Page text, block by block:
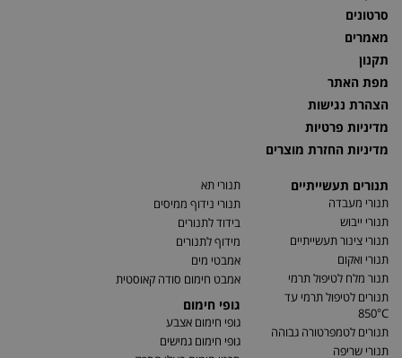
סרטונים
מאמרים
תקנון
מפת האתר
הצהרת נגישות
מדיניות פרטיות
מדיניות החזרת מוצרים
תנורים תעשייתיים
תנורי מעבדה
תנורי ייבוש
תנורי צינור תעשייתיים
תנורי ואקום
תנור מלח לטיפול תרמי
תנורים לטיפול תרמי עד
850°C
תנורים לטמפרטורה גבוהה
תנורי שריפה
תנורי תא
תנורי נידוף ממיסים
בידוד לתנורים
מידוף לתנורים
אמבטי מים
אמבט חימום סודה קאוסטית
גופי חימום
גופי חימום אצבע
גופי חימום גמישים